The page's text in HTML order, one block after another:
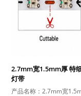
2.7mm宽1.5mm厚 特
灯带
产品名称：2.7mm宽